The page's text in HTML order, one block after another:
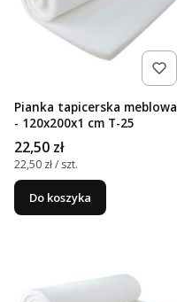
Pianka tapicerska meblowa
- 120x200x1 cm T-25
Cena
22,50 zł
Cena jednostkowa
22,50 zł / szt.
Do koszyka